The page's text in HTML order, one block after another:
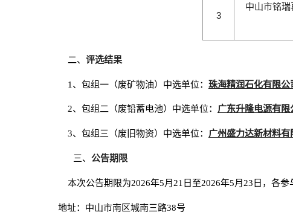
3
中山市铭
二、 评选结果
1、包组一（废矿物油）中选单位： 珠海精润石化有限公
2、包组二（废铅蓄电池）中选单位： 广东升隆电源有限
3、包组三（废旧物资）中选单位： 广州盛力达新材料有
三、公告期限
本次公告期限为2026年5月21日至2026年5月23日，各
地址：中山市南区城南三路38号